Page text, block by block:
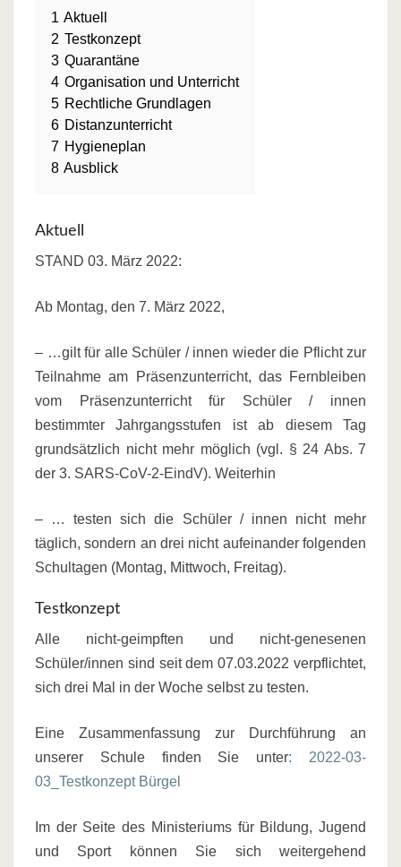
1 Aktuell
2 Testkonzept
3 Quarantäne
4 Organisation und Unterricht
5 Rechtliche Grundlagen
6 Distanzunterricht
7 Hygieneplan
8 Ausblick
Aktuell
STAND 03. März 2022:
Ab Montag, den 7. März 2022,
– …gilt für alle Schüler / innen wieder die Pflicht zur
Teilnahme am Präsenzunterricht, das Fernbleiben
vom Präsenzunterricht für Schüler / innen
bestimmter Jahrgangsstufen ist ab diesem Tag
grundsätzlich nicht mehr möglich (vgl. § 24 Abs. 7
der 3. SARS-CoV-2-EindV). Weiterhin
– … testen sich die Schüler / innen nicht mehr
täglich, sondern an drei nicht aufeinander folgenden
Schultagen (Montag, Mittwoch, Freitag).
Testkonzept
Alle nicht-geimpften und nicht-genesenen
Schüler/innen sind seit dem 07.03.2022 verpflichtet,
sich drei Mal in der Woche selbst zu testen.
Eine Zusammenfassung zur Durchführung an
unserer Schule finden Sie unter: 2022-03-
03_Testkonzept Bürgel
Im der Seite des Ministeriums für Bildung, Jugend
und Sport können Sie sich weitergehend